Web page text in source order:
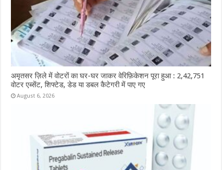
अमृतसर ज़िले में वोटरों का घर-घर जाकर वेरिफ़िकेशन पूरा हुआ : 2,42,751
वोटर एब्सेंट, शिफ्टेड, डेड या डबल कैटेगरी में पाए गए
August 6, 2026